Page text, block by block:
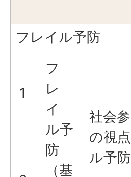
フレイル予防
1
フ
レ
イ
ル予
防
（基
社会
の視
ル予